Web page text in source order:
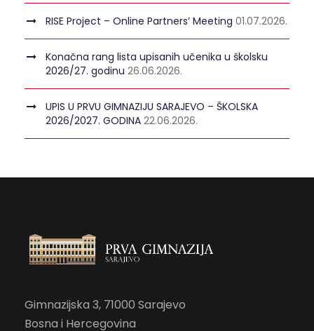
RISE Project – Online Partners’ Meeting 01.07.2026.
Konačna rang lista upisanih učenika u školsku
2026/27. godinu 26.06.2026.
UPIS U PRVU GIMNAZIJU SARAJEVO – ŠKOLSKA
2026/2027. GODINA 22.06.2026.
Gimnazijska 3, 71000 Sarajevo
Bosna i Hercegovina